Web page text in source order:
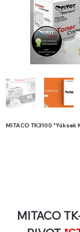
MITACO TK3100 "Yüksek
MITACO